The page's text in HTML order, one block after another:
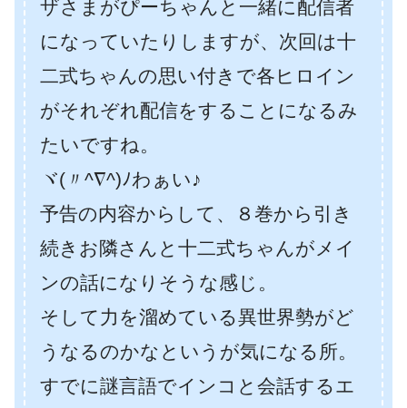
ザさまがぴーちゃんと一緒に配信者
になっていたりしますが、次回は十
二式ちゃんの思い付きで各ヒロイン
がそれぞれ配信をすることになるみ
たいですね。
ヾ(〃^∇^)ﾉわぁい♪
予告の内容からして、８巻から引き
続きお隣さんと十二式ちゃんがメイ
ンの話になりそうな感じ。
そして力を溜めている異世界勢がど
うなるのかなというが気になる所。
すでに謎言語でインコと会話するエ